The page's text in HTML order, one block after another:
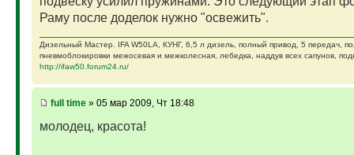
Раму после доделок нужно "освежить".
Дизельный Мастер. IFA W50LA, КУНГ, 6,5 л дизель, полный привод, 5 передач,
пневмоблокировки межосевая и межколесная, лебедка, наддув всех сапунов,
http://ifaw50.forum24.ru/
full time» 05 мар 2009, Чт 18:48
молодец, красота!